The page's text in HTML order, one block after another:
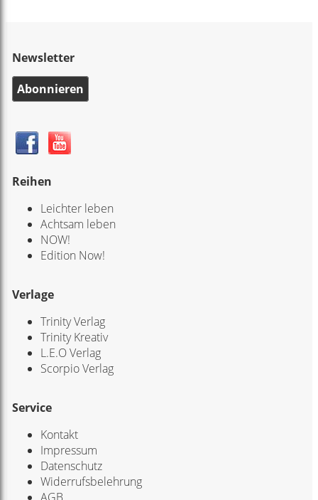
Newsletter
Abonnieren
Reihen
Leichter leben
Achtsam leben
NOW!
Edition Now!
Verlage
Trinity Verlag
Trinity Kreativ
L.E.O Verlag
Scorpio Verlag
Service
Kontakt
Impressum
Datenschutz
Widerrufsbelehrung